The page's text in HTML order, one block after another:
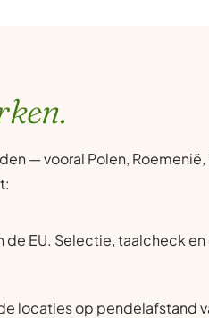
— vooral Polen,
de EU. Selectie, taalcheck
locaties op pendelafstand